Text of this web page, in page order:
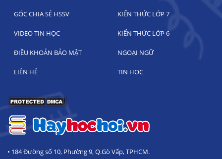
GÓC CHIA SẺ HSSV KIẾN THỨC LỚP 7
VIDEO TIN HỌC KIẾN THỨC LỚP 6
ĐIỀU KHOẢN BẢO MẬT NGOẠI NGỮ
LIÊN HỆ TIN HỌC
• 184 Đường số 10, Phường 9, Q.Gò Vấp, TPHCM.